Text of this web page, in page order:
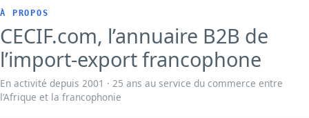
À PROPOS
CECIF.com, l’annuaire B2B de
l’import-export francophone
En activité depuis 2001 · 25 ans au service du commerce entre
l’Afrique et la francophonie